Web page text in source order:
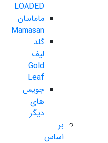
LOADED
ماماسان
Mamasan
گلد
لیف
Gold
Leaf
جویس
های
دیگر
بر
اساس